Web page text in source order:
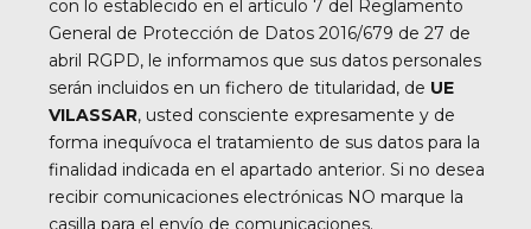
con lo establecido en el artículo 7 del Reglamento
General de Protección de Datos 2016/679 de 27 de
abril RGPD, le informamos que sus datos personales
serán incluidos en un fichero de titularidad, de UE
VILASSAR, usted consciente expresamente y de
forma inequívoca el tratamiento de sus datos para la
finalidad indicada en el apartado anterior. Si no desea
recibir comunicaciones electrónicas NO marque la
casilla para el envío de comunicaciones.